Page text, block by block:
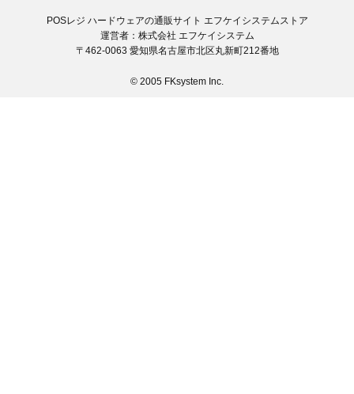
POSレジ ハードウェアの通販サイト エフケイシステムストア
運営者：株式会社 エフケイシステム
〒462-0063 愛知県名古屋市北区丸新町212番地
© 2005 FKsystem Inc.